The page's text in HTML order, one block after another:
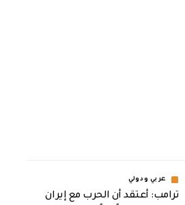
عربي ودولي
‏ترامب: أعتقد أن الحرب مع إيران